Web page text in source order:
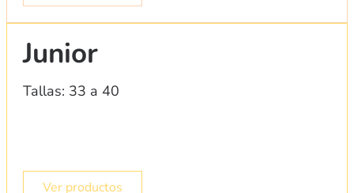
Junior
Tallas: 33 a 40
Ver productos